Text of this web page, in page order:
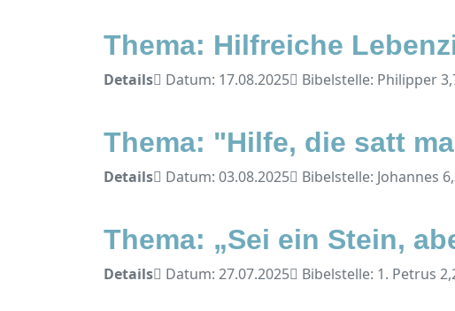
Thema: Hilfreiche
Details Datum: 17.08.2025 Bibelstelle: Philipper
Thema: "Hilfe, die satt
Details Datum: 03.08.2025 Bibelstelle: Johannes
Thema: „Sei ein Stein,
Details Datum: 27.07.2025 Bibelstelle: 1. Petrus